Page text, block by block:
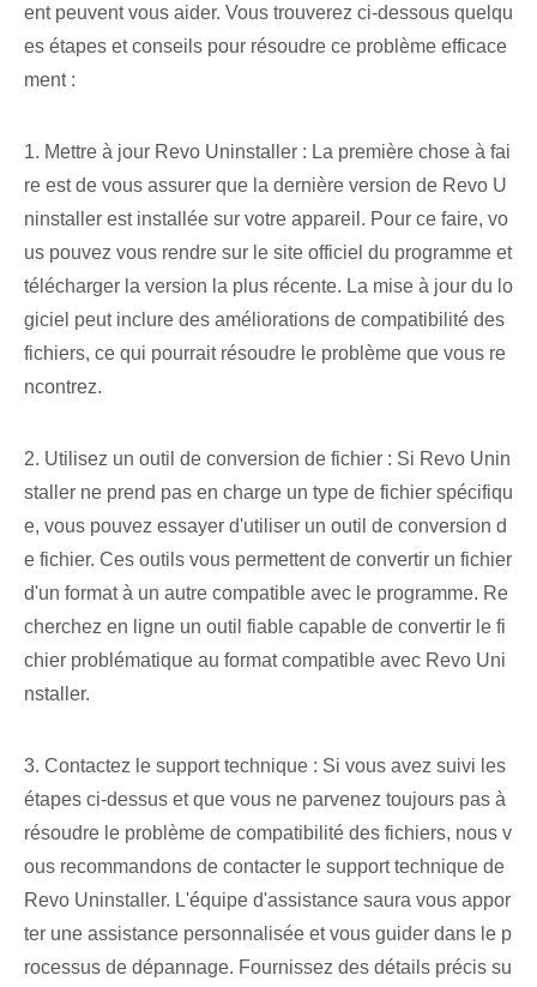
ent peuvent vous aider. Vous trouverez ci-dessous quelqu
es étapes et conseils pour résoudre ce problème efficace
ment :
1. Mettre à jour Revo Uninstaller : La première chose à fai
re est de vous assurer que la dernière version de Revo U
ninstaller est installée sur votre appareil. Pour ce faire, vo
us pouvez vous rendre sur le site officiel du programme et
télécharger la version la plus récente. La mise à jour du lo
giciel peut inclure des améliorations de compatibilité des
fichiers, ce qui pourrait résoudre le problème que vous re
ncontrez.
2. Utilisez un outil de conversion de fichier : Si Revo Unin
staller ne prend pas en charge un type de fichier spécifiqu
e, vous pouvez essayer d'utiliser un outil de conversion d
e fichier. Ces outils vous permettent de convertir un fichier
d'un format à un autre compatible avec le programme. Re
cherchez en ligne un outil fiable capable de convertir le fi
chier problématique au format compatible avec Revo Uni
nstaller.
3. Contactez le support technique : Si vous avez suivi les
étapes ci-dessus et que vous ne parvenez toujours pas à
résoudre le problème de compatibilité des fichiers, nous v
ous recommandons de contacter le support technique de
Revo Uninstaller. L'équipe d'assistance saura vous appor
ter une assistance personnalisée et vous guider dans le p
rocessus de dépannage. Fournissez des détails précis su